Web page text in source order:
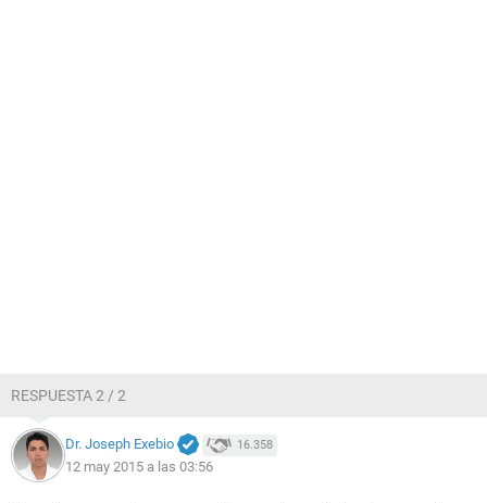
RESPUESTA 2 / 2
Dr. Joseph Exebio 16.358
12 may 2015 a las 03:56